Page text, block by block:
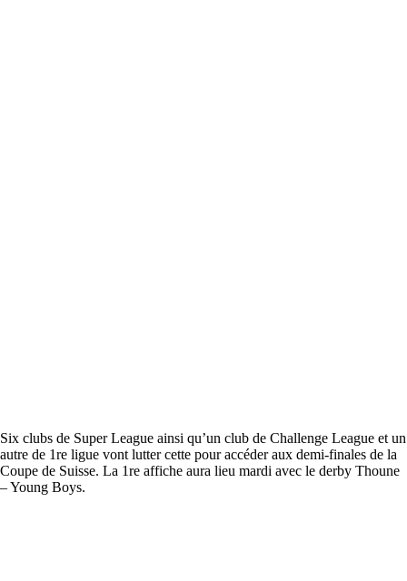
Six clubs de Super League ainsi qu’un club de Challenge League et un
autre de 1re ligue vont lutter cette pour accéder aux demi-finales de la
Coupe de Suisse. La 1re affiche aura lieu mardi avec le derby Thoune
– Young Boys.